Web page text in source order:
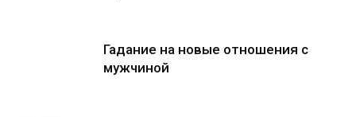
Гадание на новые отношения с
мужчиной